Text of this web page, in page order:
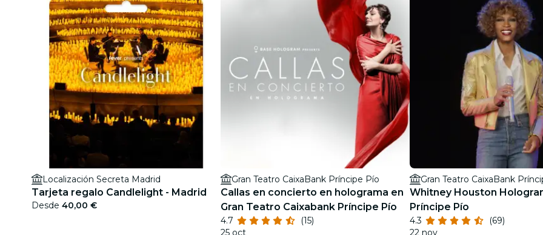
Localización Secreta Madrid
Tarjeta regalo Candlelight - Madrid
Desde 40,00 €
Gran Teatro CaixaBank Príncipe Pío
Callas en concierto en holograma en
Gran Teatro Caixabank Príncipe Pío
4.7
(15)
25 oct
Gran Teatro CaixaBank
Whitney Houston
Príncipe Pío
4.3
(69)
22 nov